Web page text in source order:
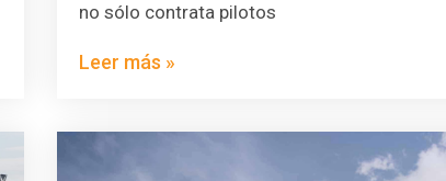
no sólo contrata pilotos
Leer más »